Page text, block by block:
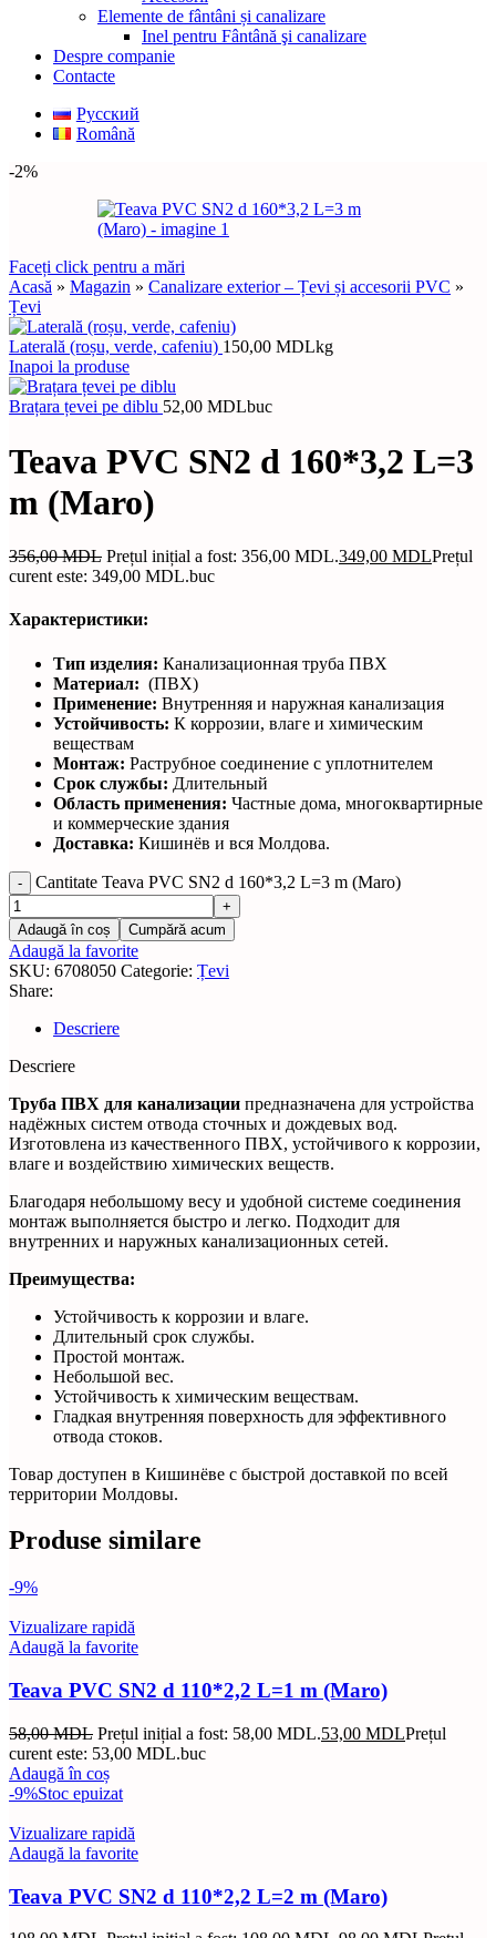
Elemente de fântâni și canalizare
Inel pentru Fântână şi canalizare
Despre companie
Contacte
Русский
Română
-2%
Faceți click pentru a mări
Acasă » Magazin » Canalizare exterior – Țevi și accesorii PVC »
Țevi
Laterală (roșu, verde, cafeniu) 150,00 MDLkg
Inapoi la produse
Brațara țevei pe diblu 52,00 MDLbuc
Teava PVC SN2 d 160*3,2 L=3
m (Maro)
356,00MDL Prețul inițial a fost: 356,00 MDL.349,00 MDLPrețul
curent este: 349,00 MDL.buc
Характеристики:
Тип изделия: Канализационная труба ПВХ
Материал: (ПВХ)
Применение: Внутренняя и наружная канализация
Устойчивость: К коррозии, влаге и химическим
веществам
Монтаж: Раструбное соединение с уплотнителем
Срок службы: Длительный
Область применения: Частные дома, многоквартирные
и коммерческие здания
Доставка: Кишинёв и вся Молдова.
Cantitate Teava PVC SN2 d 160*3,2 L=3 m (Maro)
Adaugă în coș Cumpără acum
Adaugă la favorite
SKU: 6708050 Categorie: Țevi
Share:
Descriere
Descriere
Труба ПВХ для канализации предназначена для устройства
надёжных систем отвода сточных и дождевых вод.
Изготовлена из качественного ПВХ, устойчивого к коррозии,
влаге и воздействию химических веществ.
Благодаря небольшому весу и удобной системе соединения
монтаж выполняется быстро и легко. Подходит для
внутренних и наружных канализационных сетей.
Преимущества:
Устойчивость к коррозии и влаге.
Длительный срок службы.
Простой монтаж.
Небольшой вес.
Устойчивость к химическим веществам.
Гладкая внутренняя поверхность для эффективного
отвода стоков.
Товар доступен в Кишинёве с быстрой доставкой по всей
территории Молдовы.
Produse similare
-9%
Vizualizare rapidă
Adaugă la favorite
Teava PVC SN2 d 110*2,2 L=1 m (Maro)
58,00MDL Prețul inițial a fost: 58,00 MDL.53,00 MDLPrețul
curent este: 53,00 MDL.buc
Adaugă în coș
-9%Stoc epuizat
Vizualizare rapidă
Adaugă la favorite
Teava PVC SN2 d 110*2,2 L=2 m (Maro)